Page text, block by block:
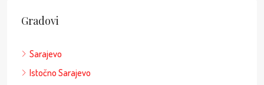
Gradovi
Sarajevo
Istočno Sarajevo